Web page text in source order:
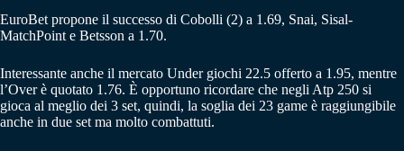
EuroBet propone il successo di Cobolli (2) a 1.69, Snai, Sisal-
MatchPoint e Betsson a 1.70.
Interessante anche il mercato Under giochi 22.5 offerto a 1.95, mentre
l’Over è quotato 1.76. È opportuno ricordare che negli Atp 250 si
gioca al meglio dei 3 set, quindi, la soglia dei 23 game è raggiungibile
anche in due set ma molto combattuti.